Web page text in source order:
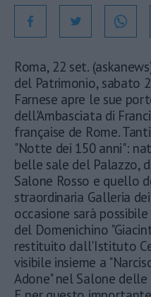
Roma, 22 set.
del Patrimonio, sabato
Farnese apre le sue
dell'Ambasciata di
française de Rome.
"Notte dei 150 anni":
belle sale del Palazzo,
Salone Rosso e quello
straordinaria Galleria
occasione sarà
del Domenichino
restituito dall'Istituto
visibile insieme a
Adone" nel Salone delle